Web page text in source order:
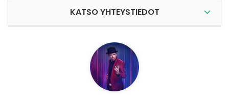
KATSO YHTEYSTIEDOT